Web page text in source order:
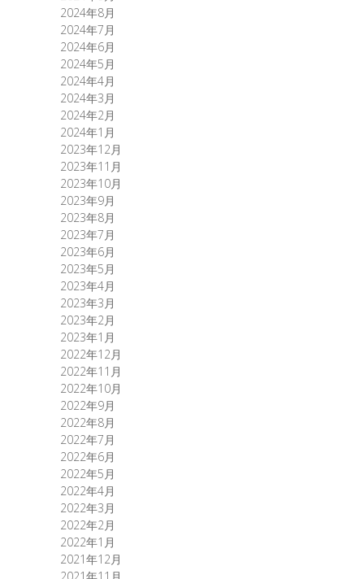
2024年8月
2024年7月
2024年6月
2024年5月
2024年4月
2024年3月
2024年2月
2024年1月
2023年12月
2023年11月
2023年10月
2023年9月
2023年8月
2023年7月
2023年6月
2023年5月
2023年4月
2023年3月
2023年2月
2023年1月
2022年12月
2022年11月
2022年10月
2022年9月
2022年8月
2022年7月
2022年6月
2022年5月
2022年4月
2022年3月
2022年2月
2022年1月
2021年12月